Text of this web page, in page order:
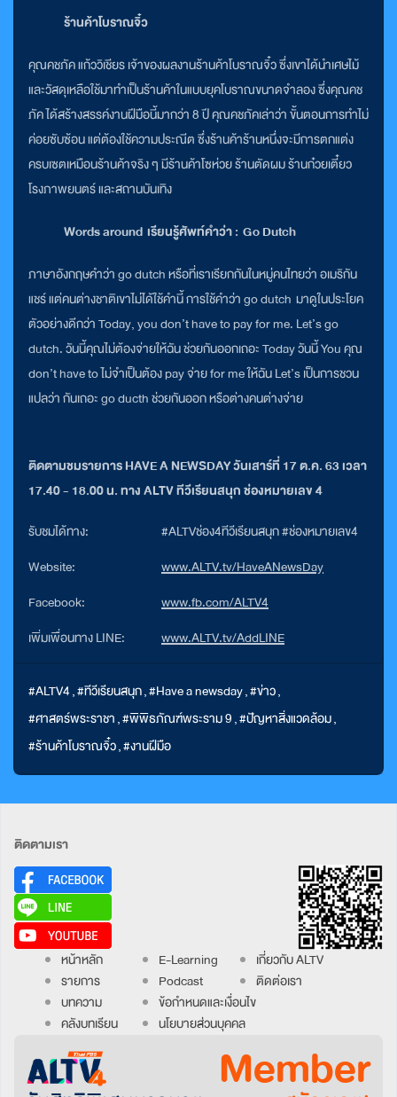
ร้านค้าโบราณจิ๋ว
คุณคชภัค แก้ววิเชียร เจ้าของผลงานร้านค้าโบราณจิ๋ว ซึ่งเขาได้นำเศษไม้
และวัสดุเหลือใช้มาทำเป็นร้านค้าในแบบยุคโบราณขนาดจำลอง ซึ่งคุณคช
ภัค ได้สร้างสรรค์งานฝีมือนี้มากว่า 8 ปี คุณคชภัคเล่าว่า ขั้นตอนการทำไม่
ค่อยซับซ้อน แต่ต้องใช้ความประณีต ซึ่งร้านค้าร้านหนึ่งจะมีการตกแต่ง
ครบเซตเหมือนร้านค้าจริง ๆ มีร้านค้าโซห่วย ร้านตัดผม ร้านก๋วยเตี๋ยว
โรงภาพยนตร์ และสถานบันเทิง
Words around เรียนรู้ศัพท์คำว่า : Go Dutch
ภาษาอังกฤษคำว่า go dutch หรือที่เราเรียกกันในหมู่คนไทยว่า อเมริกัน
แชร์ แต่คนต่างชาติเขาไม่ได้ใช้คำนี้ การใช้คำว่า go dutch มาดูในประโยค
ตัวอย่างดีกว่า Today, you don’t have to pay for me. Let’s go
dutch. วันนี้คุณไม่ต้องจ่ายให้ฉัน ช่วยกันออกเถอะ Today วันนี้ You คุณ
don’t have to ไม่จำเป็นต้อง pay จ่าย for me ให้ฉัน Let’s เป็นการชวน
แปลว่า กันเถอะ go ducth ช่วยกันออก หรือต่างคนต่างจ่าย
ติดตามชมรายการ HAVE A NEWSDAY วันเสาร์ที่ 17 ต.ค. 63 เวลา
17.40 - 18.00 น. ทาง ALTV ทีวีเรียนสนุก ช่องหมายเลข 4
รับชมได้ทาง:
#ALTVช่อง4ทีวีเรียนสนุก #ช่องหมายเลข4
Website:
www.ALTV.tv/HaveANewsDay
Facebook:
www.fb.com/ALTV4
เพิ่มเพื่อนทาง LINE:
www.ALTV.tv/AddLINE
#ALTV4,#ทีวีเรียนสนุก,#Have a newsday,#ข่าว,
#ศาสตร์พระราชา,#พิพิธภัณฑ์พระราม 9,#ปัญหาสิ่งแวดล้อม,
#ร้านค้าโบราณจิ๋ว,#งานฝีมือ
ติดตามเรา
หน้าหลัก
รายการ
บทความ
คลังบทเรียน
E-Learning
Podcast
ข้อกำหนดและเงื่อนไข
นโยบายส่วนบุคคล
เกี่ยวกับ ALTV
ติดต่อเรา
Member